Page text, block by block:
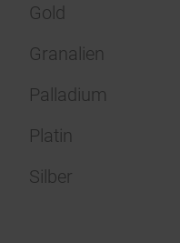
Gold
Granalien
Palladium
Platin
Silber